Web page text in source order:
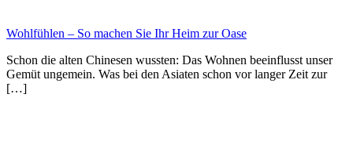
Wohlfühlen – So machen Sie Ihr Heim zur Oase
Schon die alten Chinesen wussten: Das Wohnen beeinflusst unser
Gemüt ungemein. Was bei den Asiaten schon vor langer Zeit zur
[…]